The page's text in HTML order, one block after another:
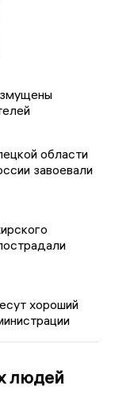
области
завоевали
хороший
людей